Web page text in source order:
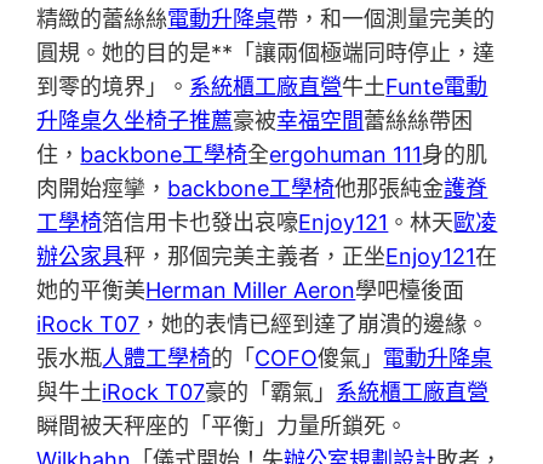
精緻的蕾絲絲電動升降桌帶，和一個測量完美的
圓規。她的目的是**「讓兩個極端同時停止，達
到零的境界」。 系統櫃工廠直營牛土Funte電動
升降桌久坐椅子推薦豪被幸福空間蕾絲絲帶困
住， backbone工學椅全ergohuman 111身的肌
肉開始痙攣， backbone工學椅他那張純金護脊
工學椅箔信用卡也發出哀嚎Enjoy121 。林天歐凌
辦公家具秤，那個完美主義者，正坐Enjoy121在
她的平衡美Herman Miller Aeron學吧檯後面
iRock T07 ，她的表情已經到達了崩潰的邊緣。
張水瓶人體工學椅的「 COFO傻氣」 電動升降桌
與牛土iRock T07豪的「霸氣」 系統櫃工廠直營
瞬間被天秤座的「平衡」力量所鎖死。